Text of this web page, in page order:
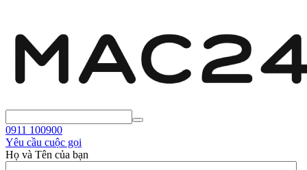
0911 100900
Yêu cầu cuộc gọi
Họ và Tên của bạn